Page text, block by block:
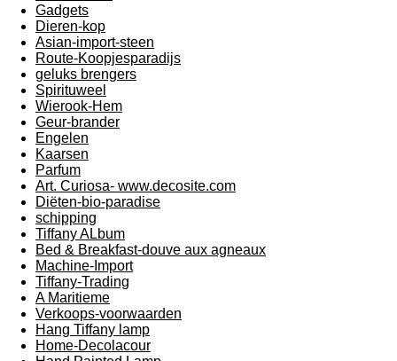
Gadgets
Dieren-kop
Asian-import-steen
Route-Koopjesparadijs
geluks brengers
Spirituweel
Wierook-Hem
Geur-brander
Engelen
Kaarsen
Parfum
Art. Curiosa- www.decosite.com
Diëten-bio-paradise
schipping
Tiffany ALbum
Bed & Breakfast-douve aux agneaux
Machine-Import
Tiffany-Trading
A Maritieme
Verkoops-voorwaarden
Hang Tiffany lamp
Home-Decolacour